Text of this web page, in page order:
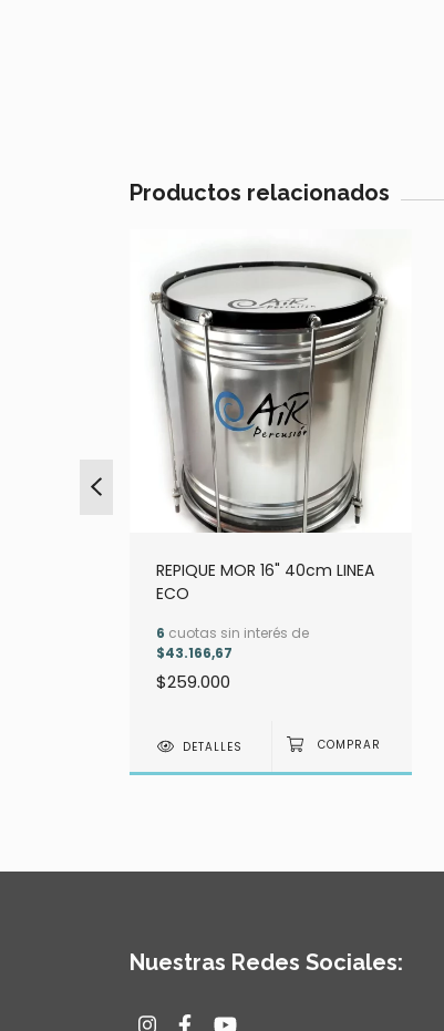
Productos relacionados
REPIQUE MOR 16" 40cm LINEA
ECO
6 cuotas sin interés de
$43.166,67
$259.000
DETALLES
Nuestras Redes Sociales: